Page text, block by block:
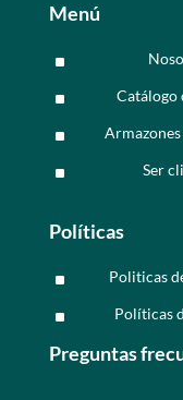
Menú
^
^ Catálogo
^
^ Ser
Políticas
^ Politicas
^ Políticas
Preguntas